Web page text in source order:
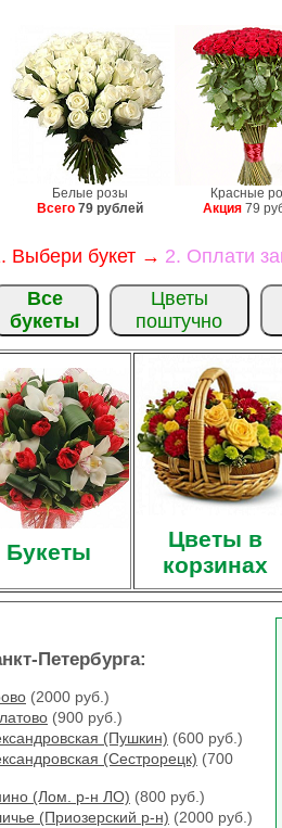
Белые розы
Всего 79 рублей
Красные
Акция 79
Выбери букет → 2. Оплати
Все
букеты
Цветы
поштучно
Букеты
Цветы в
корзинах
Петербурга:
(2000 руб.)
(900 руб.)
(Пушкин) (600 руб.)
(Сестрорецк) (700
(Лом. р-н ЛО) (800 руб.)
(Приозерский р-н) (2000 руб.)